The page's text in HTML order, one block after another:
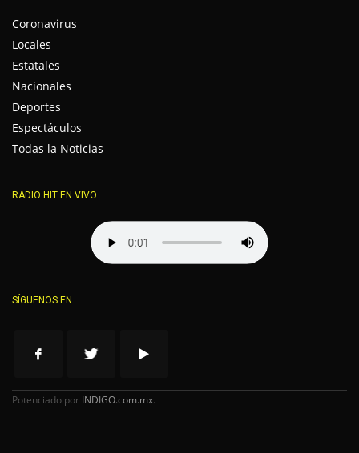
Coronavirus
Locales
Estatales
Nacionales
Deportes
Espectáculos
Todas la Noticias
RADIO HIT EN VIVO
SÍGUENOS EN
Potenciado por INDIGO.com.mx.